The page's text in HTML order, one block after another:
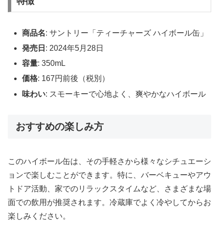
商品名: サントリー「ティーチャーズ ハイボール缶」
発売日 : 2024年5月28日
容量: 350mL
価格: 167円前後（税別）
味わい: スモーキーで心地よく、爽やかなハイボール
おすすめの楽しみ方
このハイボール缶は、その手軽さから様々なシチュエーシ
ョンで楽しむことができます。特に、バーベキューやアウ
トドア活動、家でのリラックスタイムなど、さまざまな場
面での飲用が推奨されます。冷蔵庫でよく冷やしてからお
楽しみください。